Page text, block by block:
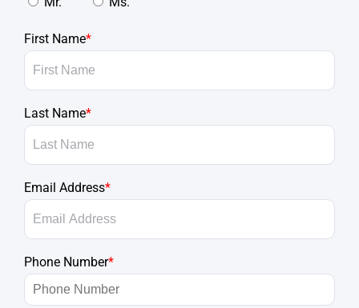
First Name*
Last Name*
Email Address*
Phone Number*